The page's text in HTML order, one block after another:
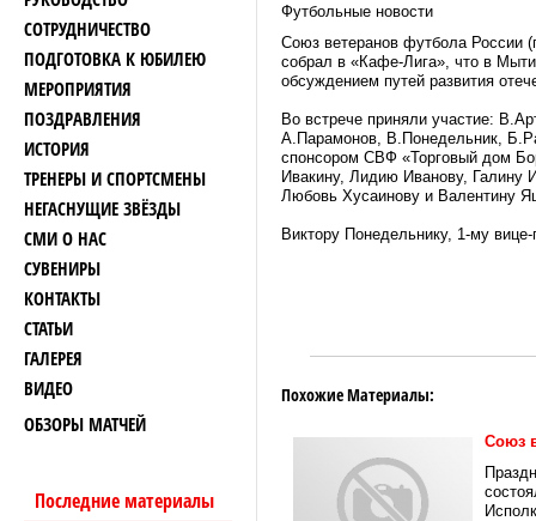
СОТРУДНИЧЕСТВО
ПОДГОТОВКА К ЮБИЛЕЮ
МЕРОПРИЯТИЯ
ПОЗДРАВЛЕНИЯ
ИСТОРИЯ
ТРЕНЕРЫ И СПОРТСМЕНЫ
НЕГАСНУЩИЕ ЗВЁЗДЫ
СМИ О НАС
СУВЕНИРЫ
КОНТАКТЫ
СТАТЬИ
ГАЛЕРЕЯ
ВИДЕО
ОБЗОРЫ МАТЧЕЙ
Последние материалы
Футбольные новости
Союз ветеранов футбола России
собрал в «Кафе-Лига», что в
обсуждением путей развития
Во встрече приняли участие:
А.Парамонов, В.Понедельник,
спонсором СВФ «Торговый дом
Ивакину, Лидию Иванову,
Любовь Хусаинову и Валентину
Виктору Понедельнику, 1-му
Похожие Материалы:
Союз